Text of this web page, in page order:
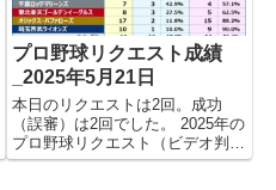
プロ野球リクエスト成績
_2025年5月21日
本日のリクエストは2回。成功
（誤審）は2回でした。 2025年の
プロ野球リクエスト（ビデオ判
定）成績を記録集計しています。